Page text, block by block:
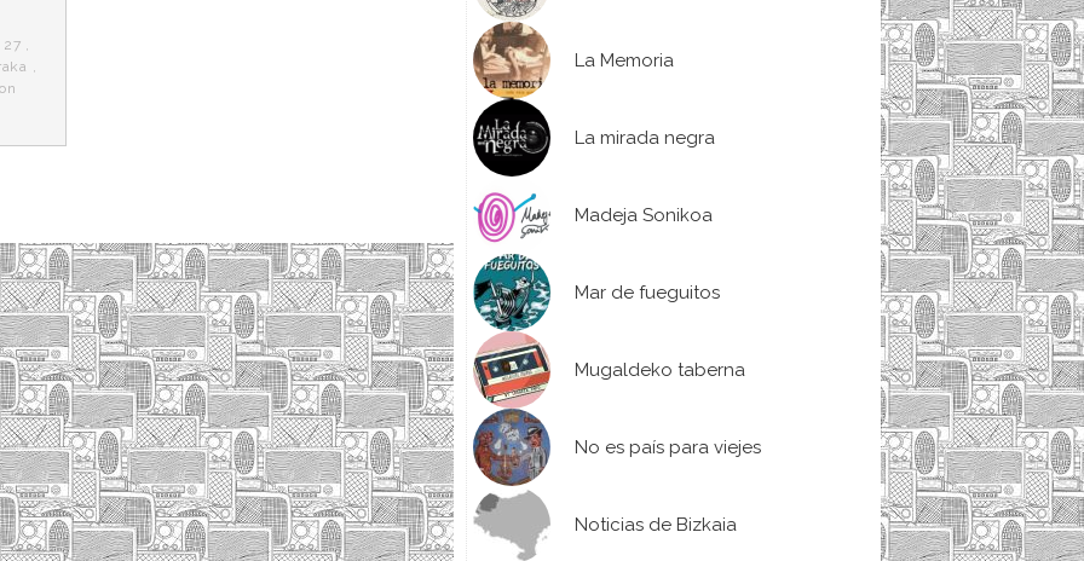
La Memoria
La mirada negra
Madeja Sonikoa
Mar de fueguitos
Mugaldeko taberna
No es país para viejes
Noticias de Bizkaia
,
,